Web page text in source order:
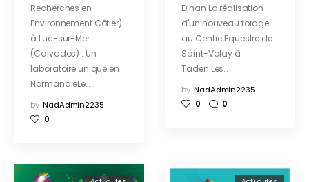
Recherches en
Environnement Côtier)
à Luc-sur-Mer
(Calvados) : Un
laboratoire unique en
NormandieLe…
by NadAdmin2235
0
Dinan La réalisation
d'un nouveau forage
au Centre Equestre de
Saint-Valay à
Taden Les…
by NadAdmin2235
0
0